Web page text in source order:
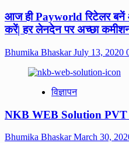
आज ही Payworld रिटेलर बनें
करें| हर लेनदेन पर अच्छा
Bhumika BhaskarJuly 13, 2020
विज्ञापन
NKB WEB Solution
Bhumika BhaskarMarch 30,